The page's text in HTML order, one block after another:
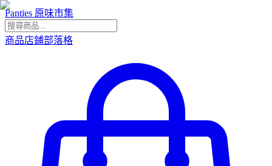
Panties 原味市集
商品店鋪部落格